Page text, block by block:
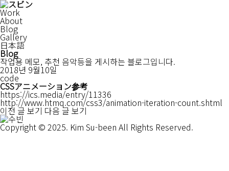
Work
About
Blog
Gallery
日本語
Blog
작업용 메모, 추천 음악등을 게시하는 블로그입니다.
2018년 9월10일
code
CSSアニメーション参考
https://ics.media/entry/11336
http://www.htmq.com/css3/animation-iteration-count.shtml
이전 글 보기 다음 글 보기
Copyright © 2025. Kim Su-been All Rights Reserved.